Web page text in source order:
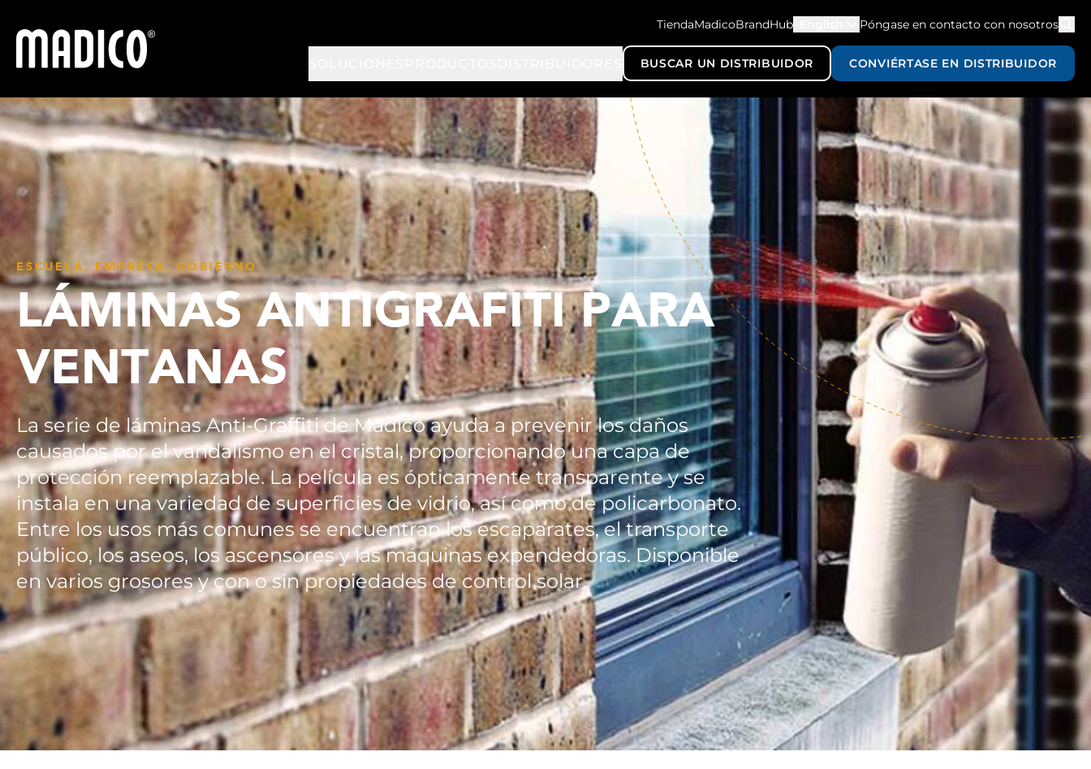
Madico
TiendaMadicoBrandHub Póngase en contacto con nosotros
BUSCAR UN DISTRIBUIDOR CONVIÉRTASE EN DISTRIBUIDOR
ESCUELA, EMPRESA, GOBIERNO
LÁMINAS ANTIGRAFITI PARA
VENTANAS
La serie de láminas Anti-Graffiti de Madico ayuda a prevenir los daños
causados por el vandalismo en el cristal, proporcionando una capa de
protección reemplazable. La película es ópticamente transparente y se
instala en una variedad de superficies de vidrio, así como de policarbonato.
Entre los usos más comunes se encuentran los escaparates, el transporte
público, los aseos, los ascensores y las máquinas expendedoras. Disponible
en varios grosores y con o sin propiedades de control solar.